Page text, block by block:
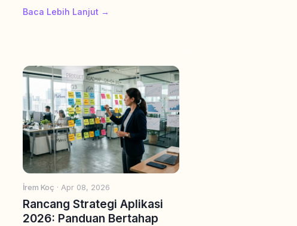
Baca Lebih Lanjut →
İrem Koç · Apr 08, 2026
Rancang Strategi Aplikasi
2026: Panduan Bertahap